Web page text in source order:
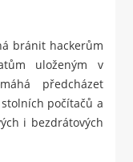
bránit hackerům
uloženým v
předcházet
počítačů a
i bezdrátových